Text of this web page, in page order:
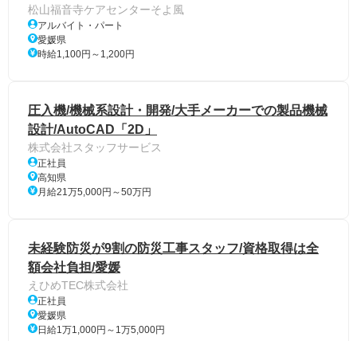
松山福音寺ケアセンターそよ風
アルバイト・パート
愛媛県
時給1,100円～1,200円
圧入機/機械系設計・開発/大手メーカーでの製品機械
設計/AutoCAD「2D」
株式会社スタッフサービス
正社員
高知県
月給21万5,000円～50万円
未経験防災が9割の防災工事スタッフ/資格取得は全
額会社負担/愛媛
えひめTEC株式会社
正社員
愛媛県
日給1万1,000円～1万5,000円